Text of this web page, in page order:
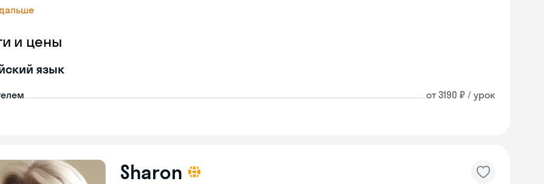
и цены
язык
от 3190 ₽ / урок
Sharon